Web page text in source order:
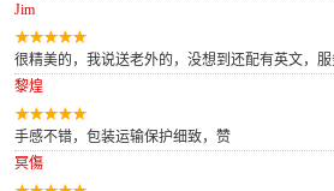
Jim
很精美的，我说送老外的，没想到还配有英文，服
黎煌
手感不错，包装运输保护细致，赞
冥傷